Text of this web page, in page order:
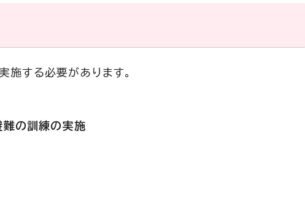
施する必要があります。
難の訓練の実施